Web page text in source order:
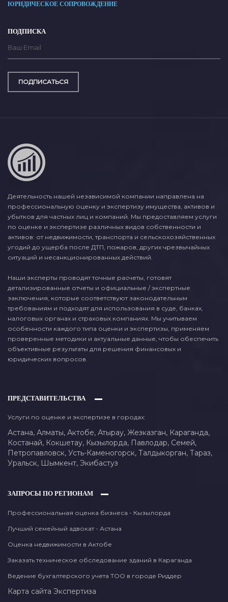
ЮРИДИЧЕСКОЕ СОПРОВОЖДЕНИЕ
ПОДПИСКА
ПОДПИСАТЬСЯ
Деятельность нашей независимой компании направлена на
профессиональную оценку и экспертизу имущества, активов и
убытков для частных лиц и компаний. Мы предоставляем услуги
по оценке и экспертизе различных видов собственности и
активов: от недвижимости, транспорта и сельскохозяйственных
угодий до ущерба после ДТП, пожаров, других чрезвычайных
ситуаций и несанкционированных действий.
Наши эксперты проводят точные расчеты, готовят
детализированные отчеты и официальные / экспертные
заключения, которые соответствуют законодательным
требованиям и подходят для использования в суде, банках,
налоговых органах и страховых компаниях. Мы учитываем
особенности каждого типа оценки и экспертизы, применяем
проверенные методики и актуальные данные, чтобы обеспечить
объективные результаты для решения финансовых и
юридических вопросов.
ПРЕДСТАВИТЕЛЬСТВА
Услуги по оценке и экспертизе в городах:
Астана, Алматы, Актобе, Атырау, Жезказган, Караганда,
Костанай, Кокшетау, Кызылорда, Павлодар, Семей,
Петропавловск, Усть-Каменогорск, Талдыкорган, Тараз,
Уральск, Шымкент, Экибастуз
ЗАПРОСЫ ПО РЕГИОНАМ
Профессиональная оценка бизнеса - Кызылорда
Лучший семейный адвокат - Астана
Оценка недвижимости в Актобе
Заказать техническое обследование зданий в Караганда
Ведение бухгалтерского учета ТОО в городе Риддер
Карта сайта Экспертиза